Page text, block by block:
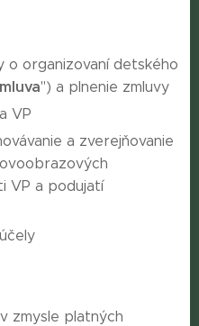
o organizovaní detského
") a plnenie zmluvy
VP
a zverejňovanie
VP a podujatí
zmysle platných